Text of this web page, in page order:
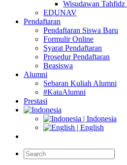
Wisudawan
EDUNAV
Pendaftaran
Pendaftaran Siswa Baru
Formulir Online
Syarat Pendaftaran
Prosedur Pendaftaran
Beasiswa
Alumni
Sebaran Kuliah Alumni
#KataAlumni
Prestasi
| Indonesia
| English